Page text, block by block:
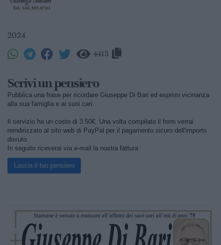
2024
4415
Scrivi un pensiero
Pubblica una frase per ricordare Giuseppe Di Bari ed esprimi vicinanza
alla sua famiglia e ai suoi cari.
Il servizio ha un costo di 3.50€. Una volta compilato il form verrai
reindirizzato al sito web di PayPal per il pagamento sicuro dell'importo
dovuto.
In seguito riceverai via e-mail la nostra fattura.
Lascia il tuo pensiero